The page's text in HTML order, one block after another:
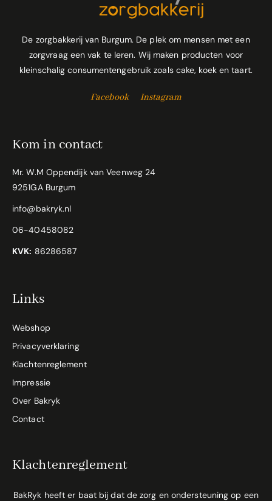
De zorgbakkerij van Burgum. De plek om mensen met een
zorgvraag een vak te leren. Wij maken producten voor
kleinschalig consumentengebruik zoals cake, koek en taart.
Facebook Instagram
Kom in contact
Mr. W.M Oppendijk van Veenweg 24
9251GA Burgum
info@bakryk.nl
06-40458082
KVK: 86286587
Links
Webshop
Privacyverklaring
Klachtenreglement
Impressie
Over Bakryk
Contact
Klachtenreglement
BakRyk heeft er baat bij dat de zorg en ondersteuning op een